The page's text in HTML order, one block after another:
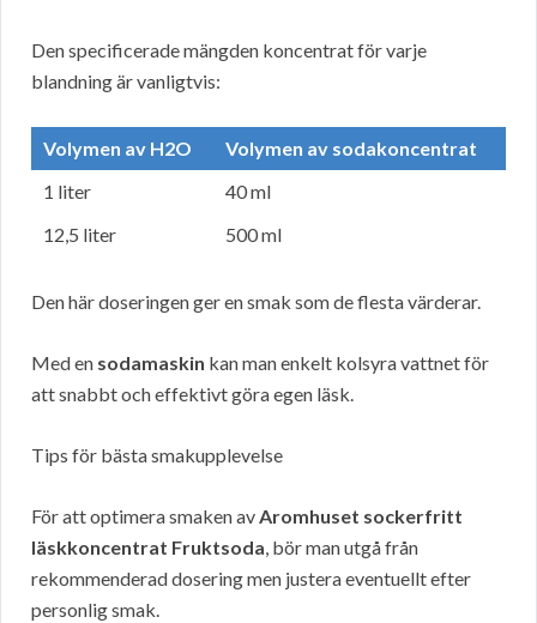
Den specificerade mängden koncentrat för varje
blandning är vanligtvis:
Volymen av H2O
Volymen av sodakoncentrat
1 liter
40 ml
12,5 liter
500 ml
Den här doseringen ger en smak som de flesta värderar.
Med en sodamaskin kan man enkelt kolsyra vattnet för
att snabbt och effektivt göra egen läsk.
Tips för bästa smakupplevelse
För att optimera smaken avAromhuset sockerfritt
läskkoncentrat Fruktsoda, bör man utgå från
rekommenderad dosering men justera eventuellt efter
personlig smak.